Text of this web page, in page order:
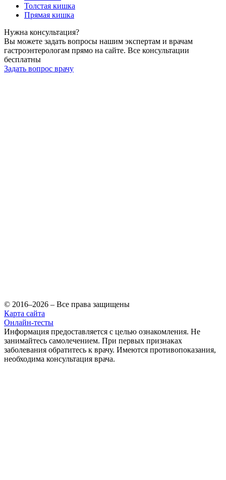
Толстая кишка
Прямая кишка
Нужна консультация?
Вы можете задать вопросы нашим экспертам и врачам
гастроэнтерологам прямо на сайте. Все консультации
бесплатны
Задать вопрос врачу
© 2016–2026 – Все права защищены
Карта сайта
Онлайн-тесты
Информация предоставляется с целью ознакомления. Не
занимайтесь самолечением. При первых признаках
заболевания обратитесь к врачу. Имеются противопоказания,
необходима консультация врача.